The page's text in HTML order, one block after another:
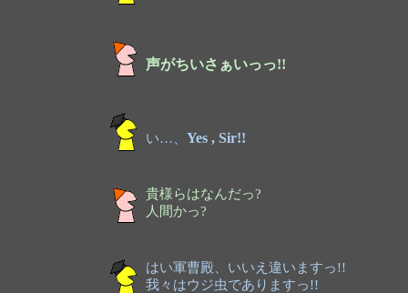
声がちいさぁいっっ!!
い…、Yes , Sir!!
貴様らはなんだっ?
人間かっ?
はい軍曹殿、いいえ違いますっ!!
我々はウジ虫でありますっ!!